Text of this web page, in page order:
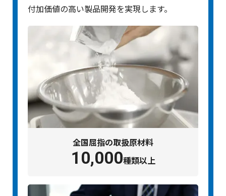
付加価値の高い製品開発を実現します。
全国屈指の取扱原材料
10,000種類以上